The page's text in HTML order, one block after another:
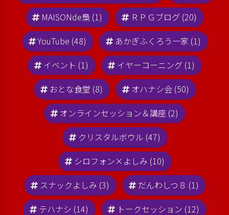
MAISONde梟 (1)
ＲＰＧブログ (20)
YouTube (48)
あかぎふくろう一家 (1)
イベント (1)
イヤーコーニング (1)
おとな食堂 (8)
オハナシ会 (50)
オンラインセッション＆講座 (2)
クリスタルボウル (47)
シロフォン×よしみ (10)
スナックよしみ (3)
だんわしつ８ (1)
テハナシ (14)
トークセッション (12)